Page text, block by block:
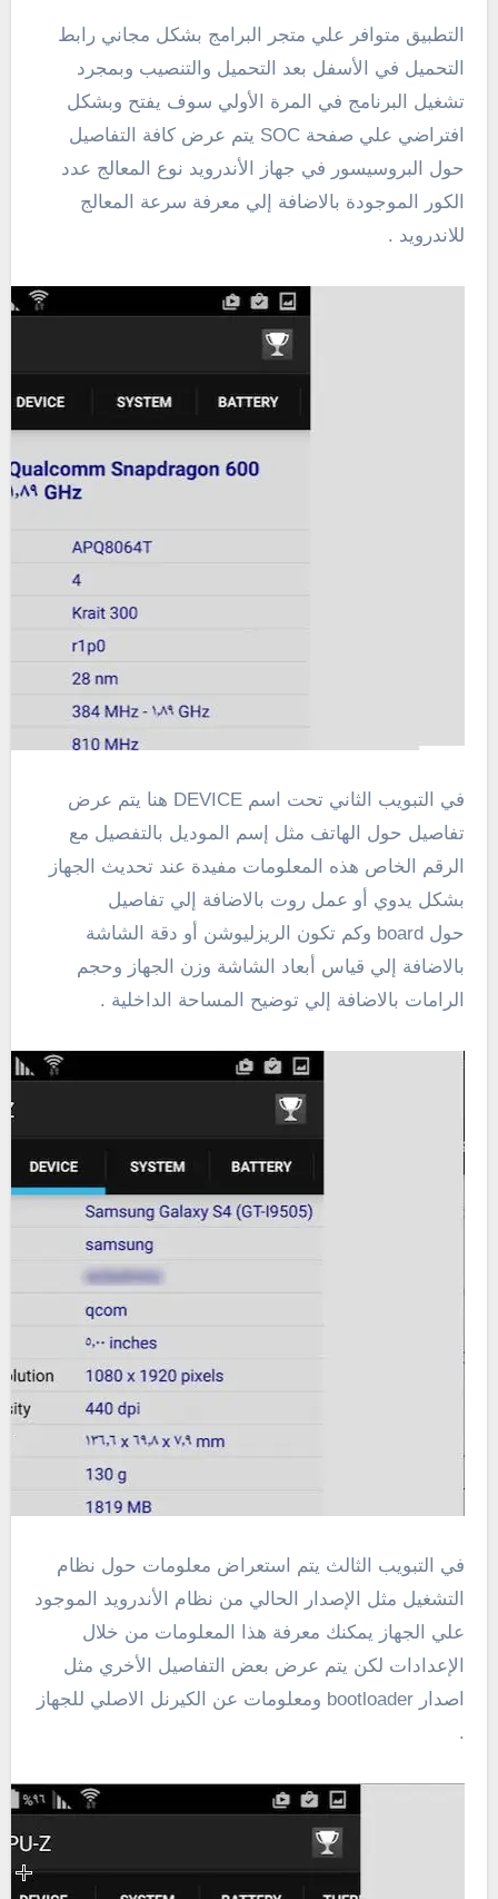
التطبيق متوافر علي متجر البرامج بشكل مجاني رابط
التحميل في الأسفل بعد التحميل والتنصيب وبمجرد
تشغيل البرنامج في المرة الأولي سوف يفتح وبشكل
افتراضي علي صفحة SOC يتم عرض كافة التفاصيل
حول البروسيسور في جهاز الأندرويد نوع المعالج عدد
الكور الموجودة بالاضافة إلي معرفة سرعة المعالج
للاندرويد .
في التبويب الثاني تحت اسم DEVICE هنا يتم عرض
تفاصيل حول الهاتف مثل إسم الموديل بالتفصيل مع
الرقم الخاص هذه المعلومات مفيدة عند تحديث الجهاز
بشكل يدوي أو عمل روت بالاضافة إلي تفاصيل
حول board وكم تكون الريزليوشن أو دقة الشاشة
بالاضافة إلي قياس أبعاد الشاشة وزن الجهاز وحجم
الرامات بالاضافة إلي توضيح المساحة الداخلية .
في التبويب الثالث يتم استعراض معلومات حول نظام
التشغيل مثل الإصدار الحالي من نظام الأندرويد الموجود
علي الجهاز يمكنك معرفة هذا المعلومات من خلال
الإعدادات لكن يتم عرض بعض التفاصيل الأخري مثل
اصدار bootloader ومعلومات عن الكيرنل الاصلي للجهاز
.